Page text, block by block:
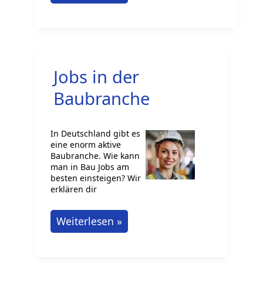
Berufsausbildung
Aufbauen
Jobs in der
Baubranche
In Deutschland gibt es
eine enorm aktive
Baubranche. Wie kann
man in Bau Jobs am
besten einsteigen? Wir
erklären dir
Jobs
in
Weiterlesen »